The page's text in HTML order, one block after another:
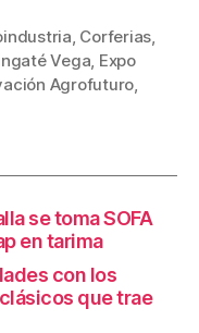
Corferias
Vega Expo
Agrofuturo
se toma SOFA
en tarima
con los
que trae